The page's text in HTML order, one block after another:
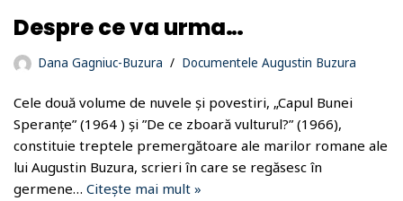
Despre ce va urma…
Dana Gagniuc-Buzura Documentele Augustin Buzura
Cele două volume de nuvele și povestiri, „Capul Bunei
Speranțe” (1964 ) și ”De ce zboară vulturul?” (1966),
constituie treptele premergătoare ale marilor romane ale
lui Augustin Buzura, scrieri în care se regăsesc în
germene… Citește mai mult »